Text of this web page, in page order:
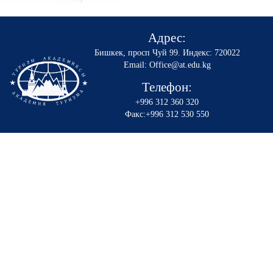
Адрес:
Бишкек, просп Чуй 99. Индекс: 720022
Email: Office@at.edu.kg
Телефон:
+996 312 360 320
Факс:+996 312 530 550